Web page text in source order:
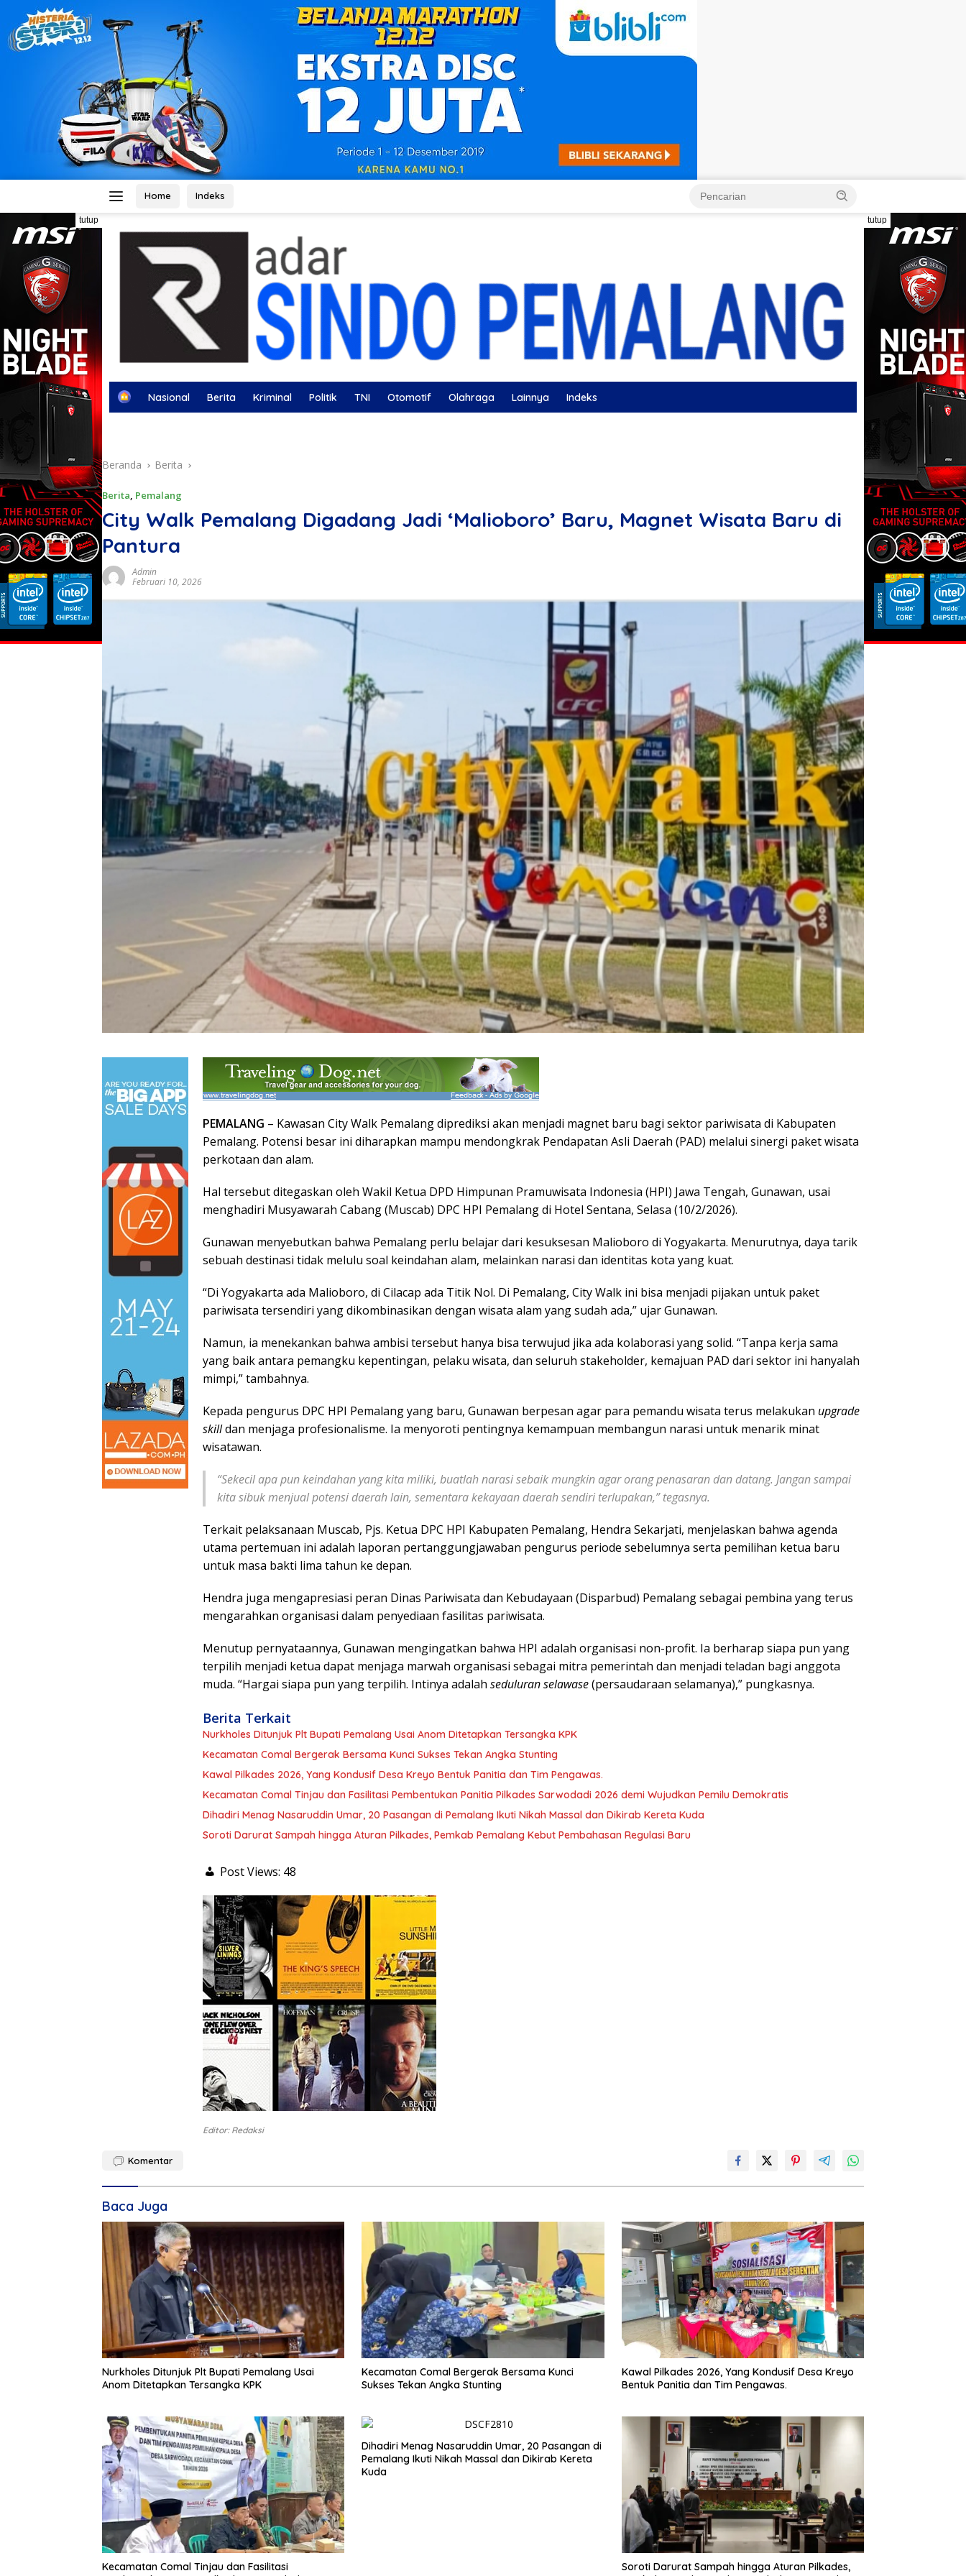
Home Indeks
tutup tutup
H
Nasional Berita Kriminal Politik TNI Otomotif Olahraga Lainnya Indeks
Beranda Berita
Berita, Pemalang
City Walk Pemalang Digadang Jadi ‘Malioboro’ Baru, Magnet Wisata Baru di
Pantura
Admin
Februari 10, 2026
PEMALANG – Kawasan City Walk Pemalang diprediksi akan menjadi magnet baru bagi sektor pariwisata di Kabupaten
Pemalang. Potensi besar ini diharapkan mampu mendongkrak Pendapatan Asli Daerah (PAD) melalui sinergi paket wisata
perkotaan dan alam.
Hal tersebut ditegaskan oleh Wakil Ketua DPD Himpunan Pramuwisata Indonesia (HPI) Jawa Tengah, Gunawan, usai
menghadiri Musyawarah Cabang (Muscab) DPC HPI Pemalang di Hotel Sentana, Selasa (10/2/2026).
Gunawan menyebutkan bahwa Pemalang perlu belajar dari kesuksesan Malioboro di Yogyakarta. Menurutnya, daya tarik
sebuah destinasi tidak melulu soal keindahan alam, melainkan narasi dan identitas kota yang kuat.
“Di Yogyakarta ada Malioboro, di Cilacap ada Titik Nol. Di Pemalang, City Walk ini bisa menjadi pijakan untuk paket
pariwisata tersendiri yang dikombinasikan dengan wisata alam yang sudah ada,” ujar Gunawan.
Namun, ia menekankan bahwa ambisi tersebut hanya bisa terwujud jika ada kolaborasi yang solid. “Tanpa kerja sama
yang baik antara pemangku kepentingan, pelaku wisata, dan seluruh stakeholder, kemajuan PAD dari sektor ini hanyalah
mimpi,” tambahnya.
Kepada pengurus DPC HPI Pemalang yang baru, Gunawan berpesan agar para pemandu wisata terus melakukan upgrade
skilldan menjaga profesionalisme. Ia menyoroti pentingnya kemampuan membangun narasi untuk menarik minat
wisatawan.
“Sekecil apa pun keindahan yang kita miliki, buatlah narasi sebaik mungkin agar orang penasaran dan datang. Jangan sampai
kita sibuk menjual potensi daerah lain, sementara kekayaan daerah sendiri terlupakan,” tegasnya.
Terkait pelaksanaan Muscab, Pjs. Ketua DPC HPI Kabupaten Pemalang, Hendra Sekarjati, menjelaskan bahwa agenda
utama pertemuan ini adalah laporan pertanggungjawaban pengurus periode sebelumnya serta pemilihan ketua baru
untuk masa bakti lima tahun ke depan.
Hendra juga mengapresiasi peran Dinas Pariwisata dan Kebudayaan (Disparbud) Pemalang sebagai pembina yang terus
mengarahkan organisasi dalam penyediaan fasilitas pariwisata.
Menutup pernyataannya, Gunawan mengingatkan bahwa HPI adalah organisasi non-profit. Ia berharap siapa pun yang
terpilih menjadi ketua dapat menjaga marwah organisasi sebagai mitra pemerintah dan menjadi teladan bagi anggota
muda. “Hargai siapa pun yang terpilih. Intinya adalah seduluran selawase(persaudaraan selamanya),” pungkasnya.
Berita Terkait
Nurkholes Ditunjuk Plt Bupati Pemalang Usai Anom Ditetapkan Tersangka KPK
Kecamatan Comal Bergerak Bersama Kunci Sukses Tekan Angka Stunting
Kawal Pilkades 2026, Yang Kondusif Desa Kreyo Bentuk Panitia dan Tim Pengawas.
Kecamatan Comal Tinjau dan Fasilitasi Pembentukan Panitia Pilkades Sarwodadi 2026 demi Wujudkan Pemilu Demokratis
Dihadiri Menag Nasaruddin Umar, 20 Pasangan di Pemalang Ikuti Nikah Massal dan Dikirab Kereta Kuda
Soroti Darurat Sampah hingga Aturan Pilkades, Pemkab Pemalang Kebut Pembahasan Regulasi Baru
Post Views: 48
Editor: Redaksi
Komentar
Baca Juga
Nurkholes Ditunjuk Plt Bupati Pemalang Usai
Anom Ditetapkan Tersangka KPK
Kecamatan Comal Bergerak Bersama Kunci
Sukses Tekan Angka Stunting
Kawal Pilkades 2026, Yang Kondusif Desa Kreyo
Bentuk Panitia dan Tim Pengawas.
Kecamatan Comal Tinjau dan Fasilitasi
Dihadiri Menag Nasaruddin Umar, 20 Pasangan di
Pemalang Ikuti Nikah Massal dan Dikirab Kereta
Kuda
Soroti Darurat Sampah hingga Aturan Pilkades,